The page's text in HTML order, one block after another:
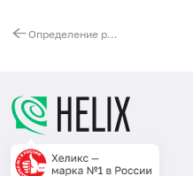
Определение рецептора PD-L1 в ткани опухоли методом ИГХ